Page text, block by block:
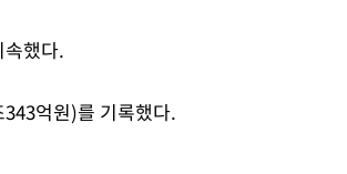
했다.
억원)를 기록했다.